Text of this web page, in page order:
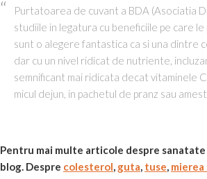
Purtatoarea de cuvant a BDA (Asociatia
studiile in legatura cu beneficiile pe care
sunt o alegere fantastica ca si una dintre
dar cu un nivel ridicat de nutriente,
semnificant mai ridicata decat vitaminele
micul dejun, in pachetul de pranz sau
Pentru mai multe articole despre
blog. Despre colesterol, guta, tuse,